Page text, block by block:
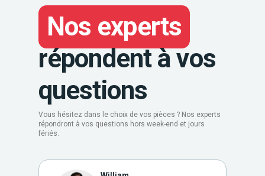
Nos experts
répondent à vos
questions
Vous hésitez dans le choix de vos pièces ? Nos experts
répondront à vos questions hors week-end et jours
fériés.